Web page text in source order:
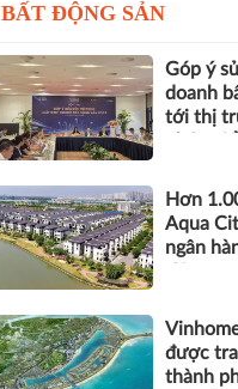
BẤT ĐỘNG SẢN
Góp ý
doanh
tới thị
Hơn
Aqua
ngân
được
thành